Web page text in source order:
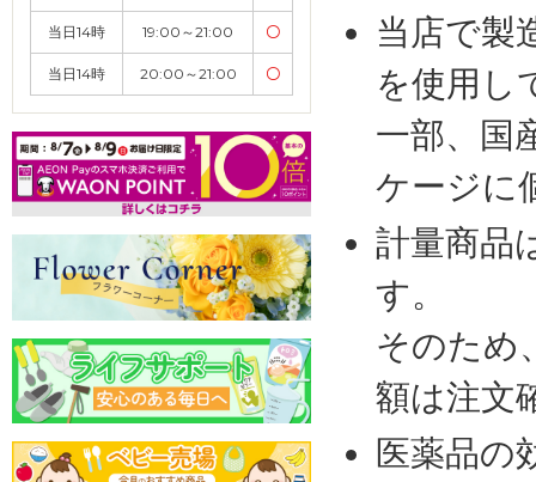
当日14時 19:00～21:00 〇
当日14時 20:00～21:00 〇
当店で製
を使用し
一部、国
ケージに
計量商品
す。
そのため
額は注文
医薬品の